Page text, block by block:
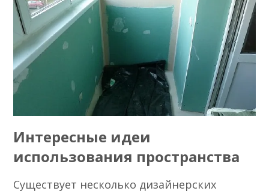
Интересные идеи
использования пространства
Существует несколько дизайнерских